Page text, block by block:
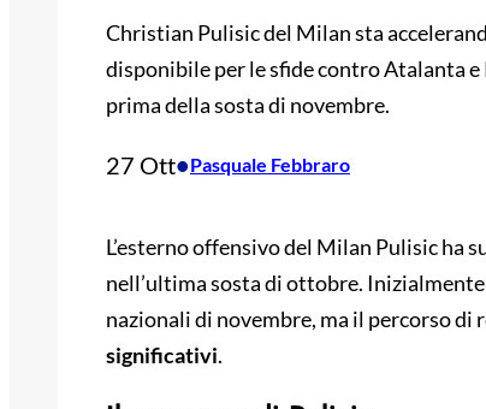
Christian Pulisic del Milan sta
disponibile per le sfide contro Atalanta
prima della sosta di novembre.
27 Ott•Pasquale Febbraro
L’esterno offensivo del Milan Pulisic
nell’ultima sosta di ottobre.
nazionali di novembre, ma il percorso di
significativi.